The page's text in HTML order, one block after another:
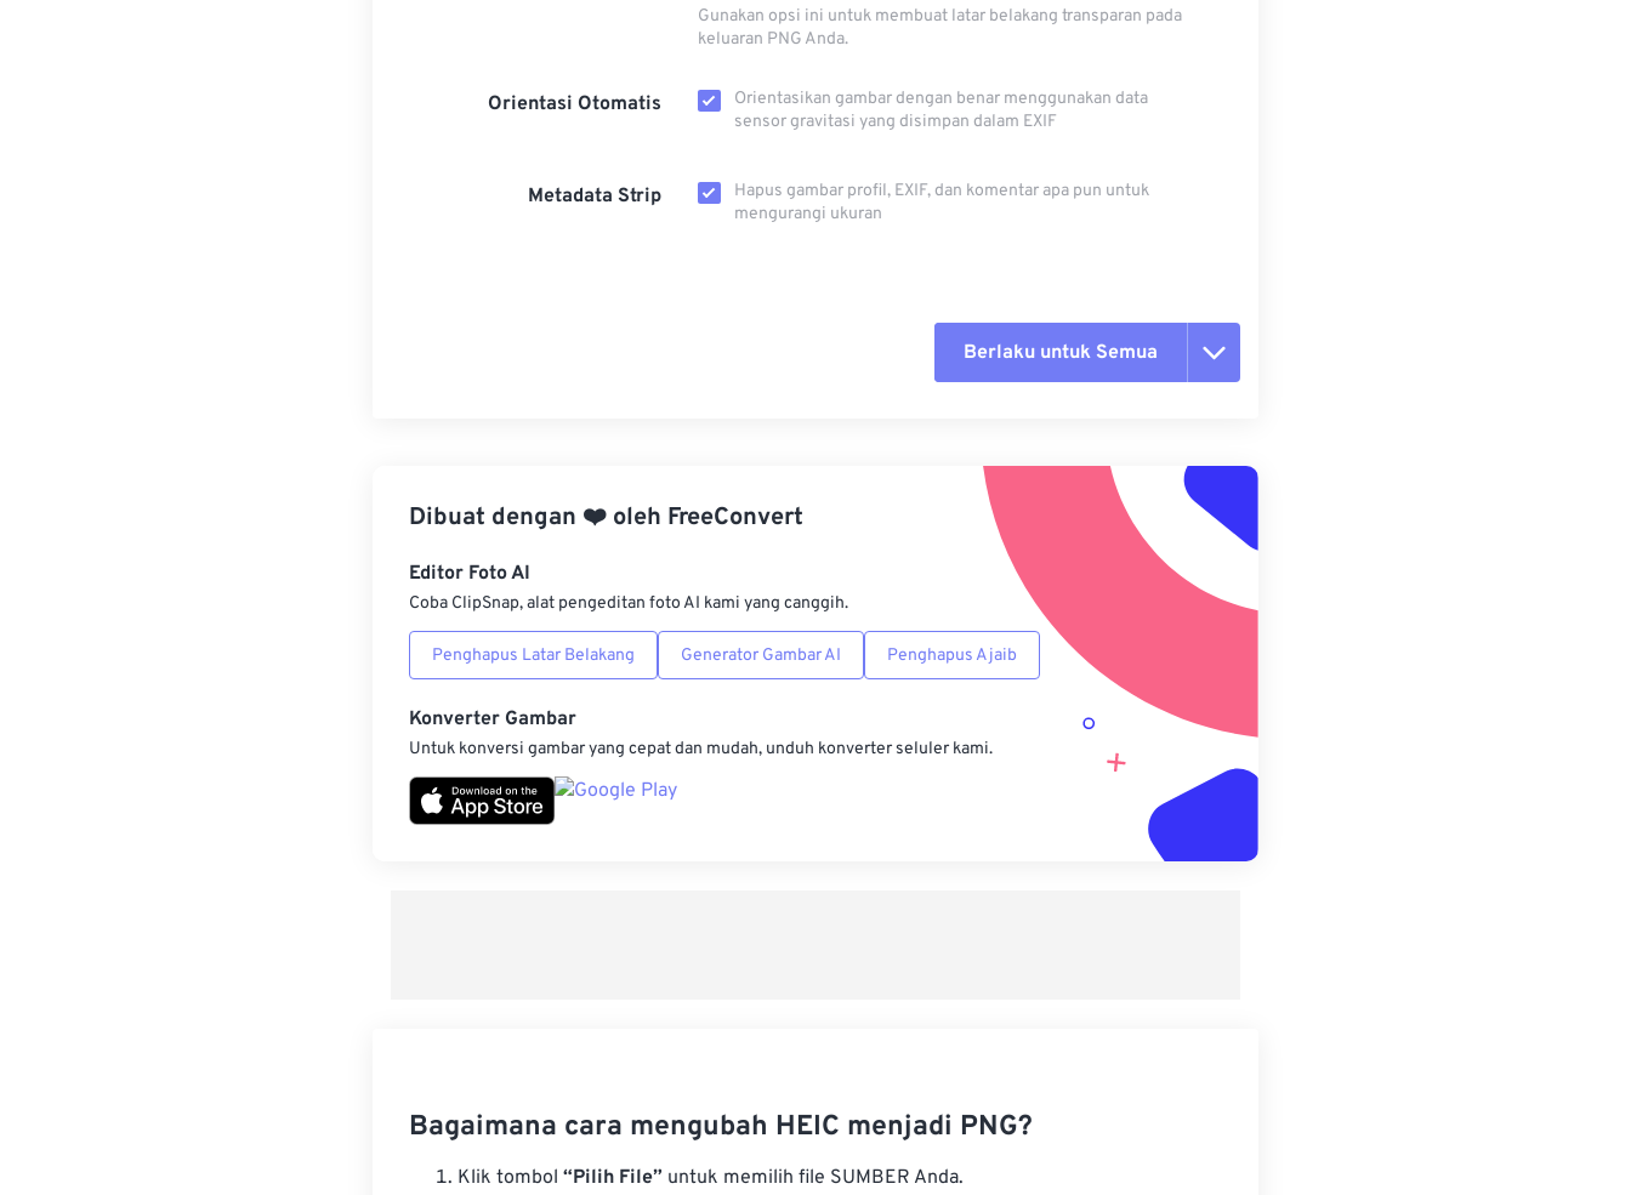
Gunakan opsi ini untuk membuat latar belakang transparan pada
keluaran PNG Anda.
Orientasi Otomatis
Orientasikan gambar dengan benar menggunakan data
sensor gravitasi yang disimpan dalam EXIF
Metadata Strip
Hapus gambar profil, EXIF, dan komentar apa pun untuk
mengurangi ukuran
Berlaku untuk Semua
Terapkan dari Preset
Simpan sebagai Preset
Dibuat dengan ❤️ oleh FreeConvert
Editor Foto AI
Coba ClipSnap, alat pengeditan foto AI kami yang canggih.
Penghapus Latar Belakang Generator Gambar AI Penghapus Ajaib
Konverter Gambar
Untuk konversi gambar yang cepat dan mudah, unduh konverter seluler kami.
Bagaimana cara mengubah HEIC menjadi PNG?
Klik tombol “Pilih File” untuk memilih file SUMBER Anda.